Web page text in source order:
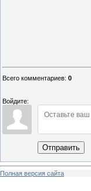
Всего комментариев: 0
Войдите:
Отправить
Полная версия сайта